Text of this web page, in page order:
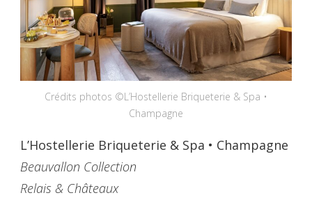
Crédits photos ©L’Hostellerie Briqueterie & Spa •
Champagne
L’Hostellerie Briqueterie & Spa • Champagne
Beauvallon Collection
Relais & Châteaux